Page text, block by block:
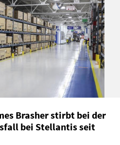
Brasher stirbt bei der
bei Stellantis seit